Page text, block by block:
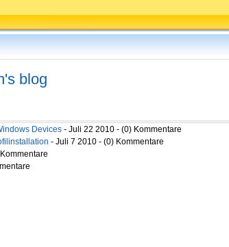
blog
Devices - Juli 22 2010 - (0) Kommentare
- Juli 7 2010 - (0) Kommentare